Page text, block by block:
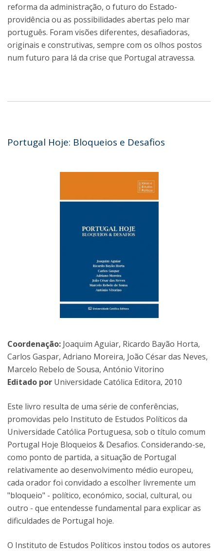
reforma da administração, o futuro do Estado-
providência ou as possibilidades abertas pelo mar
português. Foram visões diferentes, desafiadoras,
originais e construtivas, sempre com os olhos postos
num futuro para lá da crise que Portugal atravessa.
Portugal Hoje: Bloqueios e Desafios
Coordenação: Joaquim Aguiar, Ricardo Bayão Horta,
Carlos Gaspar, Adriano Moreira, João César das Neves,
Marcelo Rebelo de Sousa, António Vitorino
Editado por Universidade Católica Editora, 2010
Este livro resulta de uma série de conferências,
promovidas pelo Instituto de Estudos Políticos da
Universidade Católica Portuguesa, sob o título comum
Portugal Hoje Bloqueios & Desafios. Considerando-se,
como ponto de partida, a situação de Portugal
relativamente ao desenvolvimento médio europeu,
cada orador foi convidado a escolher livremente um
"bloqueio" - político, económico, social, cultural, ou
outro - que entendesse fundamental para explicar as
dificuldades de Portugal hoje.
O Instituto de Estudos Políticos instou todos os autores